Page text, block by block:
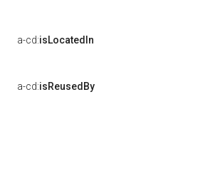
a-cd:isLocatedIn
a-cd:isReusedBy